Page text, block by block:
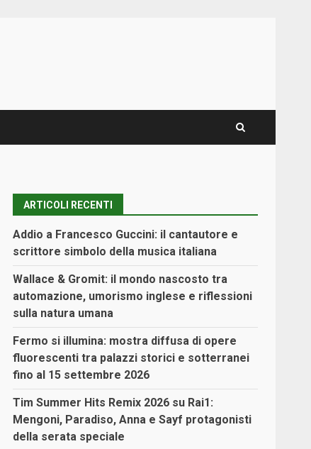
ARTICOLI RECENTI
Addio a Francesco Guccini: il cantautore e
scrittore simbolo della musica italiana
Wallace & Gromit: il mondo nascosto tra
automazione, umorismo inglese e riflessioni
sulla natura umana
Fermo si illumina: mostra diffusa di opere
fluorescenti tra palazzi storici e sotterranei
fino al 15 settembre 2026
Tim Summer Hits Remix 2026 su Rai1:
Mengoni, Paradiso, Anna e Sayf protagonisti
della serata speciale